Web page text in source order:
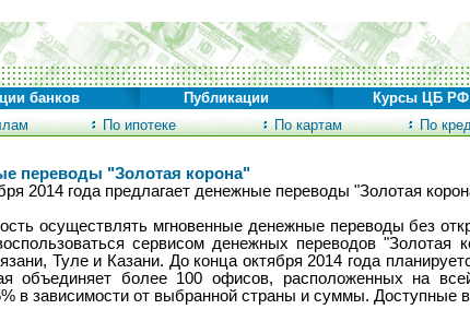
По ипотеке По картам По
банков Публикации Курсы ЦБ РФ
переводы "Золотая корона"
2014 года предлагает денежные переводы "Золотая
осуществлять мгновенные денежные переводы без
сервисом денежных переводов "Золотая
Туле и Казани. До конца октября 2014 года
объединяет более 100 офисов, расположенных на
в зависимости от выбранной страны и суммы.